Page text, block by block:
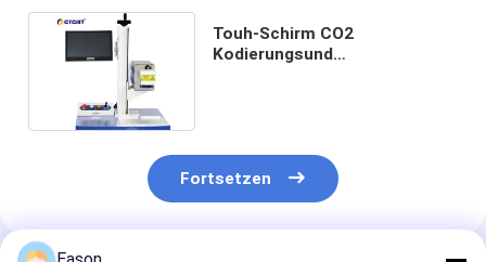
Touh-Schirm CO2
Kodierungsund
Fortsetzen